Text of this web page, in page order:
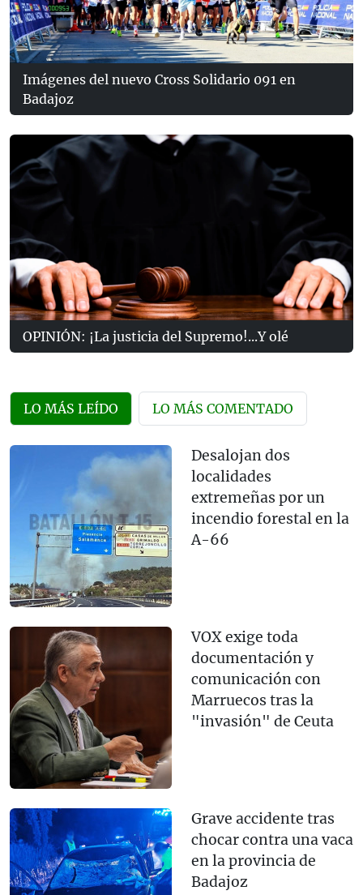
Imágenes del nuevo Cross Solidario 091 en
Badajoz
OPINIÓN: ¡La justicia del Supremo!...Y olé
LO MÁS LEÍDO LO MÁS COMENTADO
Desalojan dos
localidades
extremeñas por un
incendio forestal en la
A-66
VOX exige toda
documentación y
comunicación con
Marruecos tras la
"invasión" de Ceuta
Grave accidente tras
chocar contra una vaca
en la provincia de
Badajoz